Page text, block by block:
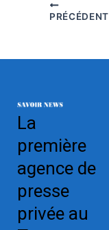
PRÉCÉDENT
La
première
agence de
presse
privée au